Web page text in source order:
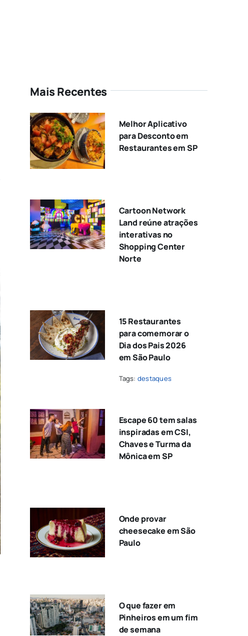
Mais Recentes
Melhor Aplicativo
para Desconto em
Restaurantes em SP
Cartoon Network
Land reúne atrações
interativas no
Shopping Center
Norte
15 Restaurantes
para comemorar o
Dia dos Pais 2026
em São Paulo
Tags: destaques
Escape 60 tem salas
inspiradas em CSI,
Chaves e Turma da
Mônica em SP
Onde provar
cheesecake em São
Paulo
O que fazer em
Pinheiros em um fim
de semana